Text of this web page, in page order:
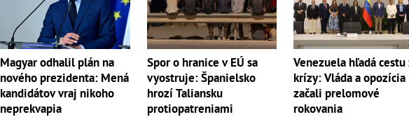
Magyar odhalil plán na
nového prezidenta: Mená
kandidátov vraj nikoho
neprekvapia
Spor o hranice v EÚ sa
vyostruje: Španielsko
hrozí Taliansku
protiopatreniami
Venezuela hľadá cestu
krízy: Vláda a opozícia
začali prelomové
rokovania